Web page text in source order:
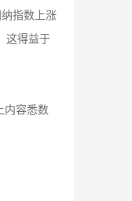
指数上涨
这得益于
内容悉数